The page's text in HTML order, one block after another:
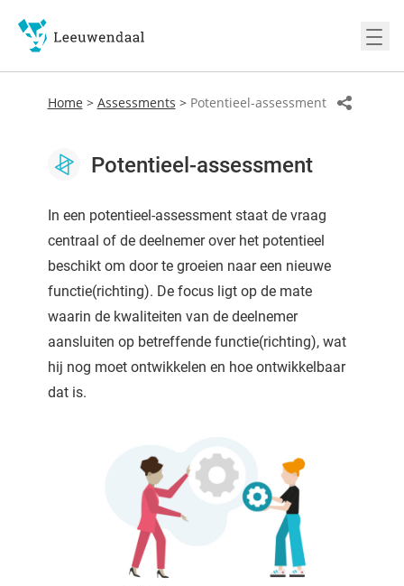
Home > Assessments > Potentieel-assessment
Potentieel-assessment
In een potentieel-assessment staat de vraag
centraal of de deelnemer over het potentieel
beschikt om door te groeien naar een nieuwe
functie(richting). De focus ligt op de mate
waarin de kwaliteiten van de deelnemer
aansluiten op betreffende functie(richting), wat
hij nog moet ontwikkelen en hoe ontwikkelbaar
dat is.